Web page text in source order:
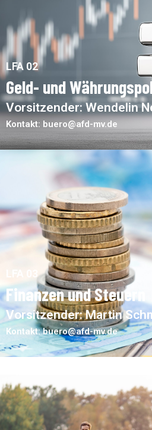
LFA 02
Geld- und
Vorsitzender: Wendelin
Kontakt: buero@afd-mv.de
Finanzen und Steuern
Vorsitzender: Martin
Kontakt: buero@afd-mv.de